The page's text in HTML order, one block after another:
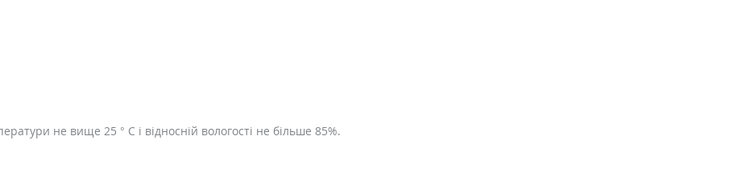
не вище 25 ° C і відносній вологості не більше 85%.